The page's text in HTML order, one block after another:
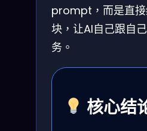
prompt，而是直
块，让AI自己跟自
务。
核心结